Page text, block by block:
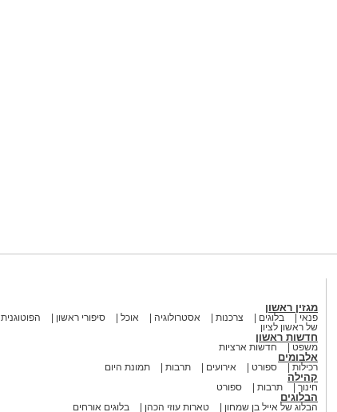
מגזין ראשון
פנאי בלוגים צרכנות אסטרולוגיה אוכל סיפורי ראשון
הפוטוגנית
של ראשון לציון
חדשות ראשון
משפט חדשות ארציות
אלבומים
רכילות ספורט אירועים תרבות תמונת היום
קהילה
חינוך תרבות ספורט
הבלוגים
הבלוג של אייל בן שמחון טארות עוזי הכהן בלוגים אורחים